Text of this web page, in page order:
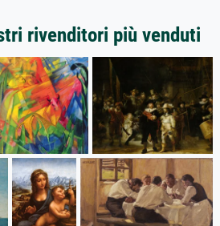
rivenditori più venduti